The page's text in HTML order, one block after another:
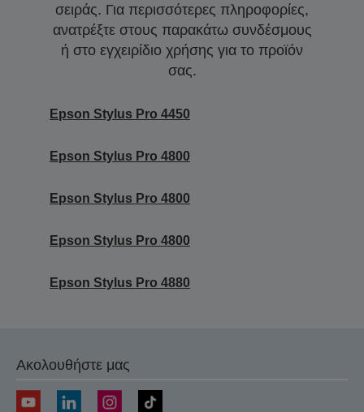
σειράς. Για περισσότερες πληροφορίες,
ανατρέξτε στους παρακάτω συνδέσμους
ή στο εγχειρίδιο χρήσης για το προϊόν
σας.
Epson Stylus Pro 4450
Epson Stylus Pro 4800
Epson Stylus Pro 4800
Epson Stylus Pro 4800
Epson Stylus Pro 4880
Ακολουθήστε μας